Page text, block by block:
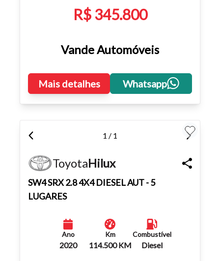
R$ 345.800
Vande Automóveis
Mais detalhes Whatsapp
1 / 1
ToyotaHilux
SW4 SRX 2.8 4X4 DIESEL AUT - 5
LUGARES
Ano
2020
Km
114.500 KM
Combustível
Diesel